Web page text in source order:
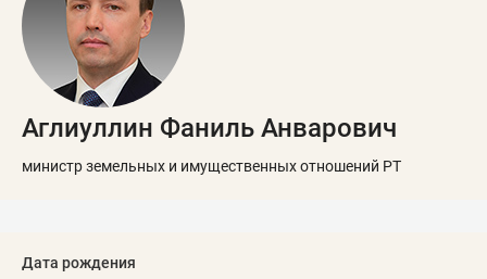
Аглиуллин Фаниль Анварович
министр земельных и имущественных отношений РТ
Дата рождения